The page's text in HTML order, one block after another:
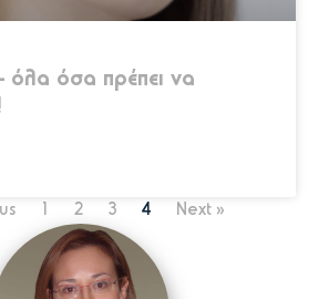
όλα όσα πρέπει να
2 3 4 Next »